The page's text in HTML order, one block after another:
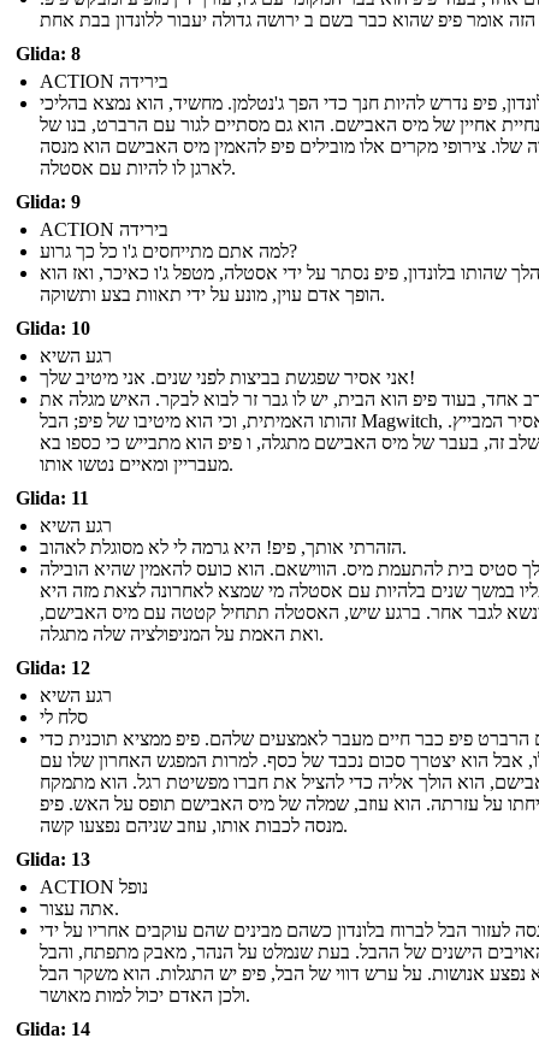
Glida: 8
ACTION בירידה
פיפ נדרש להיות חנך כדי הפך ג'נטלמן. מחשיד, הוא נמצא בהליכי
אחיין של מיס האבישם. הוא גם מסתיים לגור עם הרברט, בנו של
שלו. צירופי מקרים אלו מובילים פיפ להאמין מיס האבישם הוא מנסה
לארגן לו להיות עם אסטלה.
Glida: 9
ACTION בירידה
למה אתם מתייחסים ג'ו כל כך גרוע?
שהותו בלונדון, פיפ נסתר על ידי אסטלה, מטפל ג'ו כאיכר, ואז הוא
הופך אדם עוין, מונע על ידי תאוות בצע ותשוקה.
Glida: 10
רגע השיא
אני אסיר שפגשת בביצות לפני שנים. אני מיטיב שלך!
אחד, בעוד פיפ הוא הבית, יש לו גבר זר לבוא לבקר. האיש מגלה את
זהותו האמיתית, וכי הוא מיטיבו של פיפ; הבל Magwitch, והאסיר המבייץ.
זה, בעבר של מיס האבישם מתגלה, ו פיפ הוא מתבייש כי כספו בא
מעבריין ומאיים נטשו אותו.
Glida: 11
רגע השיא
הזהרתי אותך, פיפ! היא גרמה לי לא מסוגלת לאהוב.
סטיס בית להתעמת מיס. הווישאם. הוא כועס להאמין שהיא הובילה
במשך שנים בלהיות עם אסטלה מי שמצא לאחרונה לצאת מזה היא
לגבר אחר. ברגע שיש, האסטלה תתחיל קטטה עם מיס האבישם,
ואת האמת על המניפולציה שלה מתגלה.
Glida: 12
רגע השיא
סלח לי
הרברט פיפ כבר חיים מעבר לאמצעים שלהם. פיפ ממציא תוכנית כדי
אבל הוא יצטרך סכום נכבד של כסף. למרות המפגש האחרון שלו עם
הוא הולך אליה כדי להציל את חברו מפשיטת רגל. הוא מתמקח
על עזרתה. הוא עוזב, שמלה של מיס האבישם תופס על האש. פיפ
מנסה לכבות אותו, עוזב שניהם נפצעו קשה.
Glida: 13
ACTION נופל
אתה עצור.
לעזור הבל לברוח בלונדון כשהם מבינים שהם עוקבים אחריו על ידי
הישנים של ההבל. בעת שנמלט על הנהר, מאבק מתפתח, והבל
נפצע אנושות. על ערש דווי של הבל, פיפ יש התגלות. הוא משקר הבל
ולכן האדם יכול למות מאושר.
Glida: 14